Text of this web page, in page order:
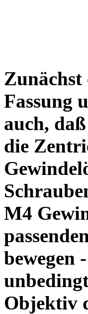
Zunächst
Fassung
auch,
die
M4
bewegen